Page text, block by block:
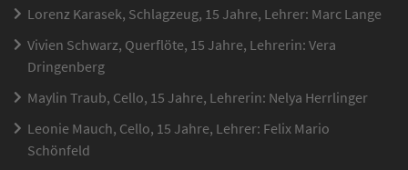
Lorenz Karasek, Schlagzeug, 15 Jahre, Lehrer: Marc Lange
Vivien Schwarz, Querflöte, 15 Jahre, Lehrerin: Vera
Dringenberg
Maylin Traub, Cello, 15 Jahre, Lehrerin: Nelya Herrlinger
Leonie Mauch, Cello, 15 Jahre, Lehrer: Felix Mario
Schönfeld